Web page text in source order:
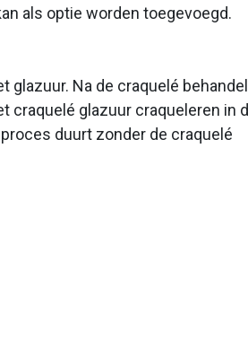
als optie worden toegevoegd.
glazuur. Na de craquelé
craquelé glazuur craqueleren in
duurt zonder de craquelé